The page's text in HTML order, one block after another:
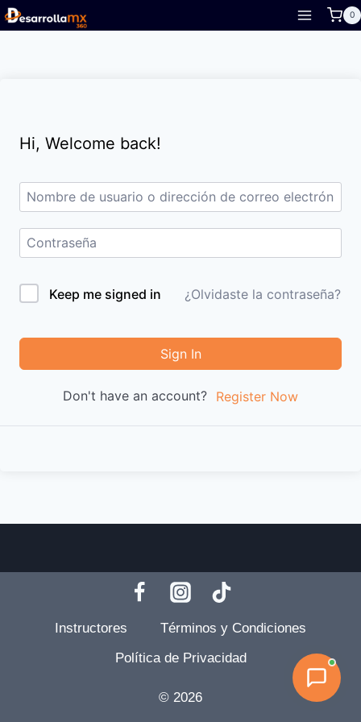
Skip
to
0
Hi, Welcome back!
Keep me signed in ¿Olvidaste la contraseña?
Sign In
Don't have an account? Register Now
Instructores
Términos y Condiciones
Política de Privacidad
© 2026